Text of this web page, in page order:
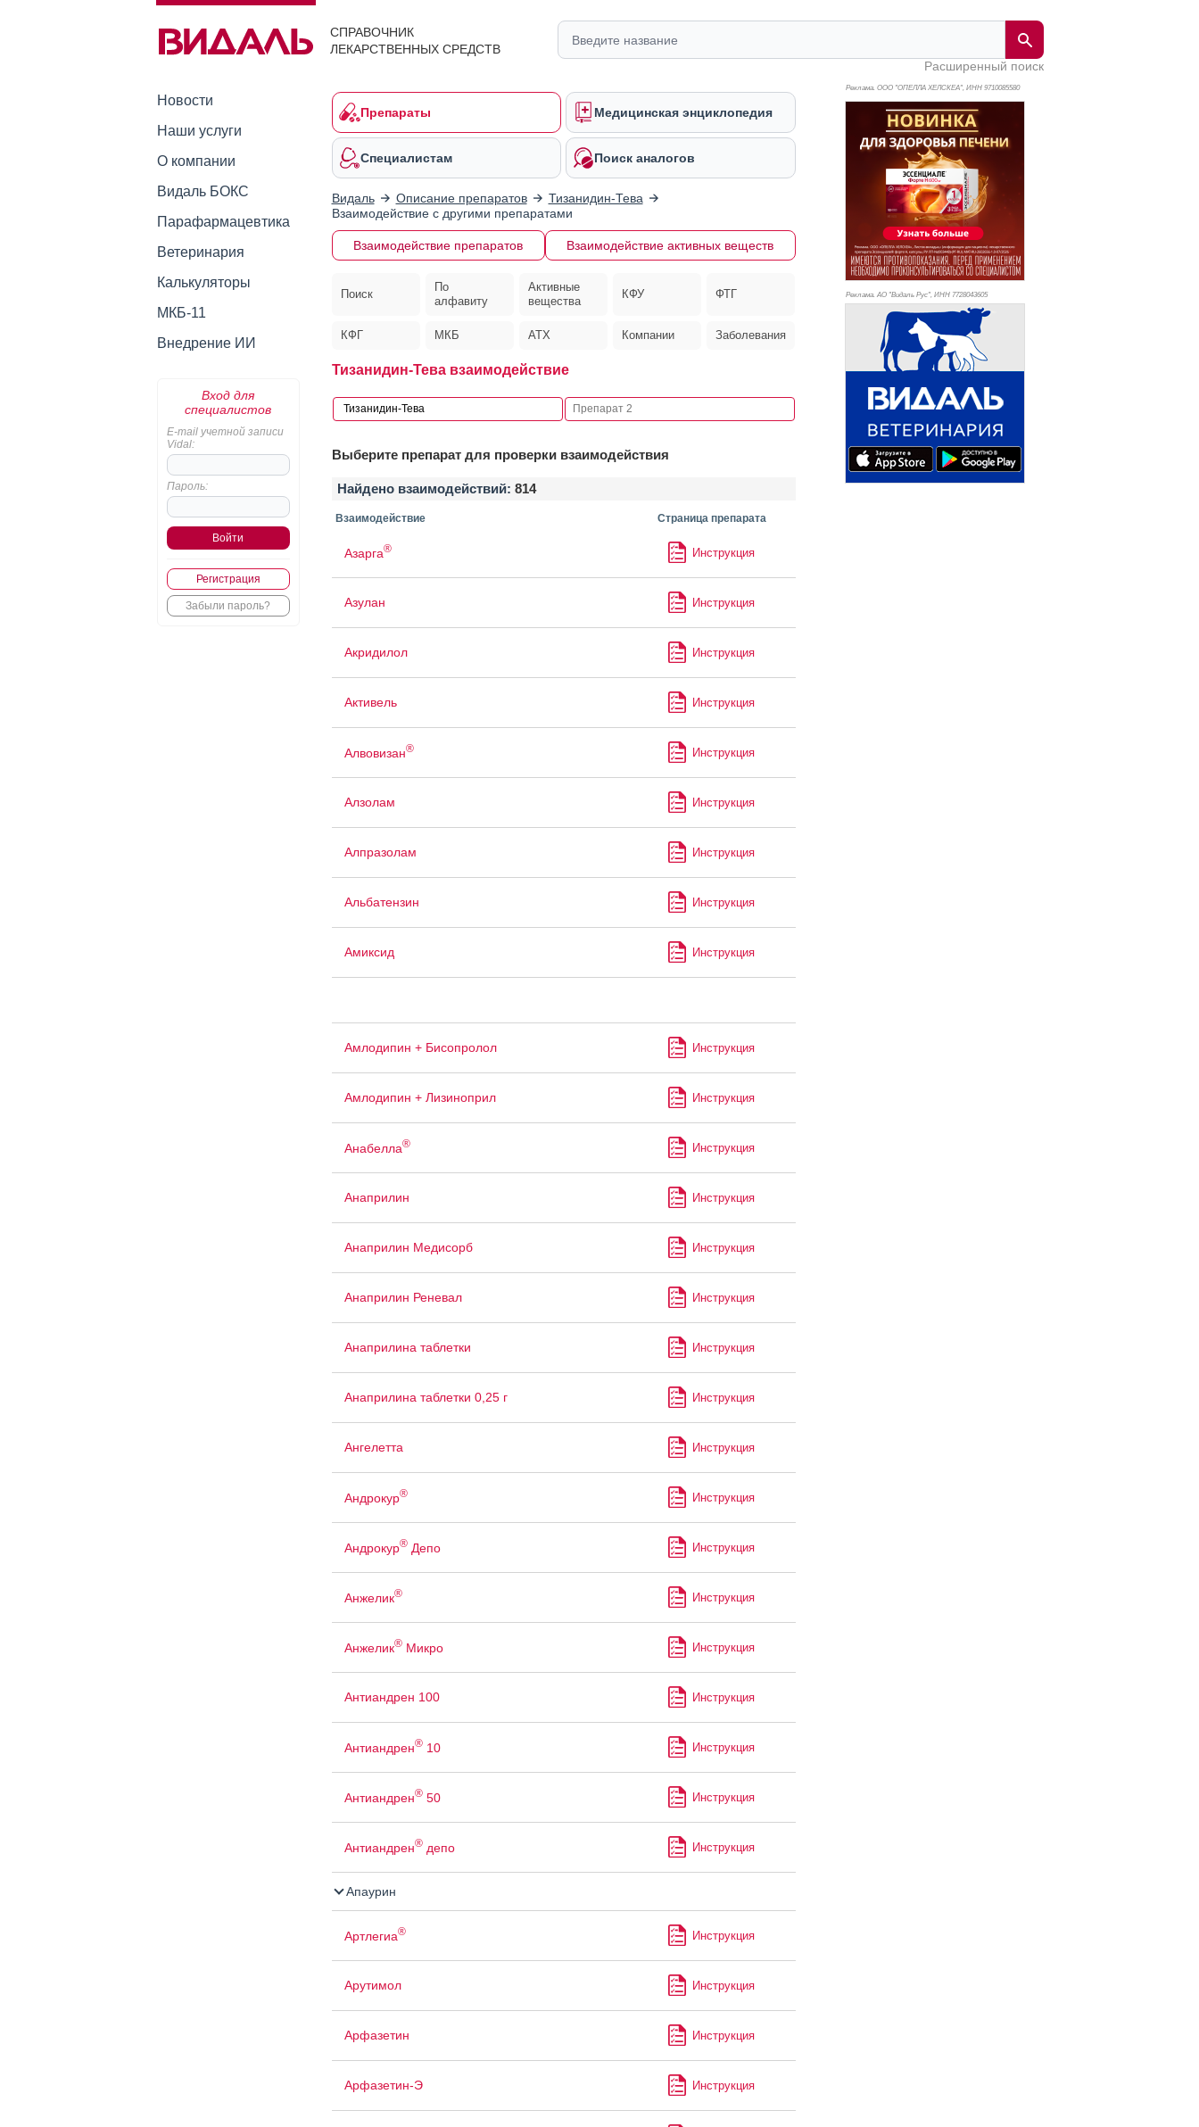
СПРАВОЧНИК
ЛЕКАРСТВЕННЫХ СРЕДСТВ
Расширенный поиск
Новости
Наши услуги
О компании
Видаль БОКС
Парафармацевтика
Ветеринария
Калькуляторы
МКБ-11
Внедрение ИИ
Вход для
специалистов
E-mail учетной записи
Vidal:
Пароль:
Регистрация
Забыли пароль?
Препараты Медицинская энциклопедия
Специалистам Поиск аналогов
Видаль Описание препаратов
Тизанидин-Тева
Взаимодействие с другими препаратами
Взаимодействие препаратов Взаимодействие активных веществ
Поиск
По
алфавиту
Активные
вещества
КФУ ФТГ
КФГ МКБ АТХ Компании Заболевания
Тизанидин-Тева взаимодействие
Выберите препарат для проверки взаимодействия
Найдено взаимодействий: 814
Взаимодействие Страница препарата
Азарга® Инструкция
Азулан Инструкция
Акридилол Инструкция
Активель Инструкция
Алвовизан® Инструкция
Алзолам Инструкция
Алпразолам Инструкция
Альбатензин Инструкция
Амиксид Инструкция
Амлодипин + Бисопролол Инструкция
Амлодипин + Лизиноприл Инструкция
Анабелла® Инструкция
Анаприлин Инструкция
Анаприлин Медисорб Инструкция
Анаприлин Реневал Инструкция
Анаприлина таблетки Инструкция
Анаприлина таблетки 0,25 г Инструкция
Ангелетта Инструкция
Андрокур® Инструкция
Андрокур®Депо Инструкция
Анжелик® Инструкция
Анжелик®Микро Инструкция
Антиандрен 100 Инструкция
Антиандрен®10 Инструкция
Антиандрен®50 Инструкция
Антиандрен®депо Инструкция
Апаурин
Артлегиа® Инструкция
Арутимол Инструкция
Арфазетин Инструкция
Арфазетин-Э Инструкция
Реклама. ООО "ОПЕЛЛА ХЕЛСКЕА", ИНН 9710085580
Реклама. АО "Видаль Рус", ИНН 7728043605